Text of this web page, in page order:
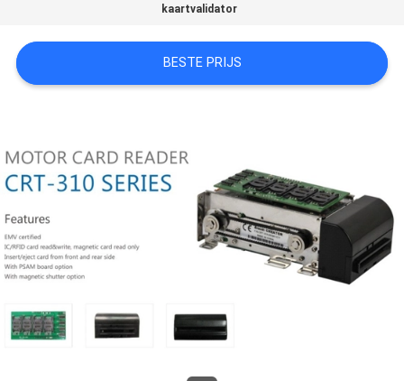
VERZOEK
OM
EEN
SITEMAP
PRIVACY
POLICY
kaartvalidator
BESTE PRIJS